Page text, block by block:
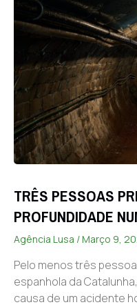
TRÊS PESSOAS
PROFUNDIDADE
Agência Lusa Março 9,
Pelo menos três
espanhola da
causa de um acidente